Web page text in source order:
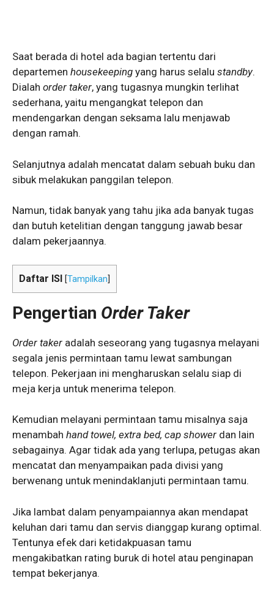
Saat berada di hotel ada bagian tertentu dari
departemen housekeeping yang harus selalu standby.
Dialah order taker, yang tugasnya mungkin terlihat
sederhana, yaitu mengangkat telepon dan
mendengarkan dengan seksama lalu menjawab
dengan ramah.
Selanjutnya adalah mencatat dalam sebuah buku dan
sibuk melakukan panggilan telepon.
Namun, tidak banyak yang tahu jika ada banyak tugas
dan butuh ketelitian dengan tanggung jawab besar
dalam pekerjaannya.
Daftar ISI [Tampilkan
Pengertian Order Taker
Order taker adalah seseorang yang tugasnya melayani
segala jenis permintaan tamu lewat sambungan
telepon. Pekerjaan ini mengharuskan selalu siap di
meja kerja untuk menerima telepon.
Kemudian melayani permintaan tamu misalnya saja
menambah hand towel, extra bed, cap shower dan lain
sebagainya. Agar tidak ada yang terlupa, petugas akan
mencatat dan menyampaikan pada divisi yang
berwenang untuk menindaklanjuti permintaan tamu.
Jika lambat dalam penyampaiannya akan mendapat
keluhan dari tamu dan servis dianggap kurang optimal.
Tentunya efek dari ketidakpuasan tamu
mengakibatkan rating buruk di hotel atau penginapan
tempat bekerjanya.